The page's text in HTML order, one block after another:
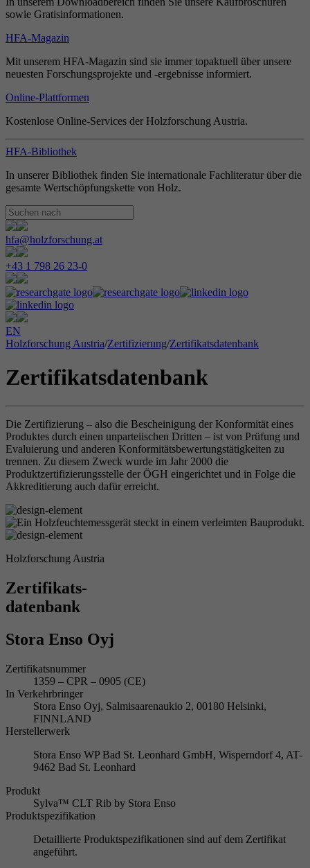
sowie Gratisinformationen.
HFA-Magazin
Mit unserem HFA-Magazin sind sie immer topaktuell über unsere
neuesten Forschungsprojekte und -ergebnisse informiert.
Online-Plattformen
Kostenlose Online-Services der Holzforschung Austria.
HFA-Bibliothek
In unserer Bibliothek finden Sie internationale Fachliteratur über die
gesamte Wertschöpfungskette von Holz.
hfa@holzforschung.at
+43 1 798 26 23-0
EN
Holzforschung Austria/Zertifizierung/Zertifikatsdatenbank
Zertifikatsdatenbank
Die Zertifizierung – also die Bescheinigung der Konformität eines
Produktes durch einen unparteiischen Dritten – ist von Prüfung und
Evaluierung und anderen Konformitätsbewertungstätigkeiten zu
trennen. Zu diesem Zweck wurde im Jahr 2000 die
Produktzertifizierungsstelle der ÖGH eingerichtet und in Folge die
Akkreditierung auch dafür erreicht.
Holzforschung Austria
Zertifikats-
datenbank
Stora Enso Oyj
Zertifikatsnummer
1359 – CPR – 0905 (CE)
In Verkehrbringer
Stora Enso Oyj, Salmisaarenaukio 2, 00180 Helsinki,
FINNLAND
Herstellerwerk
Stora Enso WP Bad St. Leonhard GmbH, Wisperndorf 4, AT-
9462 Bad St. Leonhard
Produkt
Sylva™ CLT Rib by Stora Enso
Produktspezifikation
Detaillierte Produktspezifikationen sind auf dem Zertifikat
angeführt.